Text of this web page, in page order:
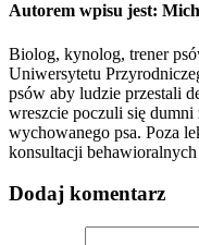
Autorem wpisu jest:
Biolog, kynolog, trener
Uniwersytetu
psów aby ludzie przestali
wreszcie poczuli się dumni
wychowanego psa. Poza
konsultacji
Dodaj komentarz